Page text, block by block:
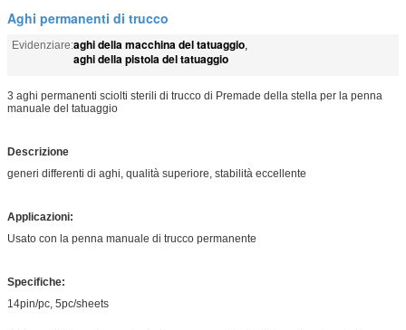
Aghi permanenti di trucco
Evidenziare:aghi della macchina del tatuaggio,
aghi della pistola del tatuaggio
3 aghi permanenti sciolti sterili di trucco di Premade della stella per la penna
manuale del tatuaggio
Descrizione
generi differenti di aghi, qualità superiore, stabilità eccellente
Applicazioni:
Usato con la penna manuale di trucco permanente
Specifiche:
14pin/pc, 5pc/sheets